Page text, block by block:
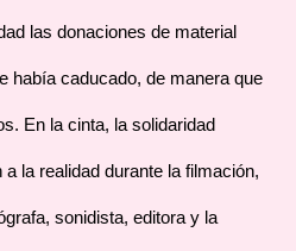
las donaciones de material
había caducado, de manera que
En la cinta, la solidaridad
la realidad durante la filmación,
sonidista, editora y la